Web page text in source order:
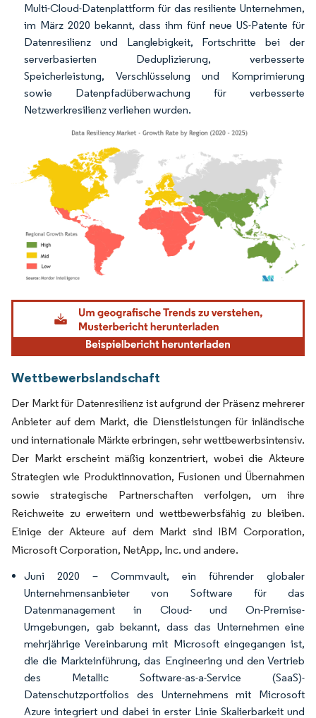
Multi-Cloud-Datenplattform für das resiliente Unternehmen,
im März 2020 bekannt, dass ihm fünf neue US-Patente für
Datenresilienz und Langlebigkeit, Fortschritte bei der
serverbasierten Deduplizierung, verbesserte
Speicherleistung, Verschlüsselung und Komprimierung
sowie Datenpfadüberwachung für verbesserte
Netzwerkresilienz verliehen wurden.
Bild © Mordor Intelligence. Wiederverwendung erfordert Namensnennung gemäß
Wettbewerbslandschaft
Der Markt für Datenresilienz ist aufgrund der Präsenz mehrerer
Anbieter auf dem Markt, die Dienstleistungen für inländische
und internationale Märkte erbringen, sehr wettbewerbsintensiv.
Der Markt erscheint mäßig konzentriert, wobei die Akteure
Strategien wie Produktinnovation, Fusionen und Übernahmen
sowie strategische Partnerschaften verfolgen, um ihre
Reichweite zu erweitern und wettbewerbsfähig zu bleiben.
Einige der Akteure auf dem Markt sind IBM Corporation,
Microsoft Corporation, NetApp, Inc. und andere.
Juni 2020 – Commvault, ein führender globaler
Unternehmensanbieter von Software für das
Datenmanagement in Cloud- und On-Premise-
Umgebungen, gab bekannt, dass das Unternehmen eine
mehrjährige Vereinbarung mit Microsoft eingegangen ist,
die die Markteinführung, das Engineering und den Vertrieb
des Metallic Software-as-a-Service (SaaS)-
Datenschutzportfolios des Unternehmens mit Microsoft
Azure integriert und dabei in erster Linie Skalierbarkeit und